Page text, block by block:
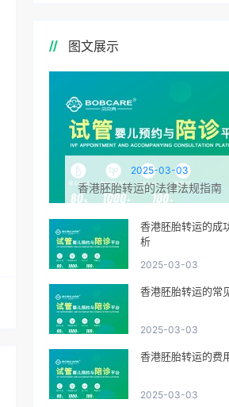
图文展示
2025-03-03
香港胚胎转运的法律法规指南
香港胚胎转运的成
析
2025-03-03
香港胚胎转运的常
2025-03-03
香港胚胎转运的费
2025-03-03